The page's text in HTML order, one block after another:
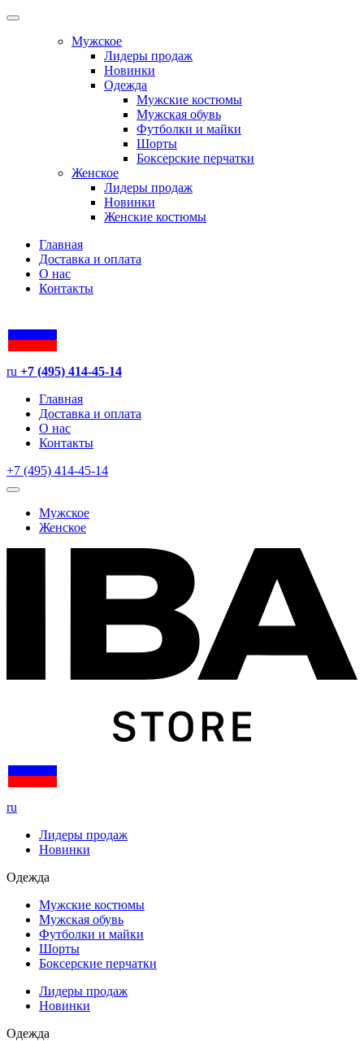
Мужское
Лидеры продаж
Новинки
Одежда
Мужские костюмы
Мужская обувь
Футболки и майки
Шорты
Боксерские перчатки
Женское
Лидеры продаж
Новинки
Женские костюмы
Главная
Доставка и оплата
О нас
Контакты
ru +7 (495) 414-45-14
Главная
Доставка и оплата
О нас
Контакты
+7 (495) 414-45-14
Мужское
Женское
ru
Лидеры продаж
Новинки
Одежда
Мужские костюмы
Мужская обувь
Футболки и майки
Шорты
Боксерские перчатки
Лидеры продаж
Новинки
Одежда